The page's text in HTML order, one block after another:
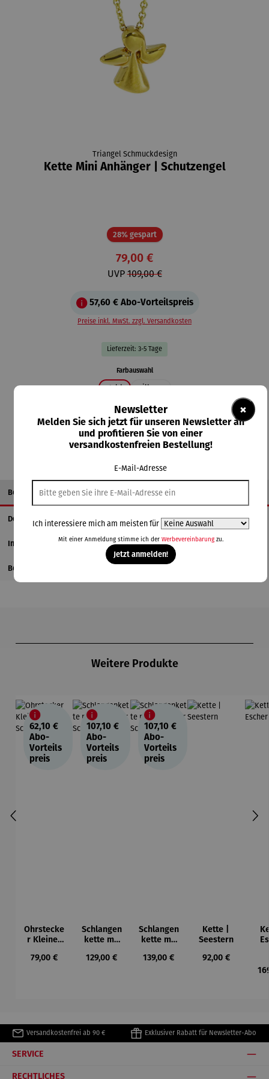
Triangel Schmuckdesign
Kette Mini Anhänger | Schutzengel
28% gespartRabatt
79,00 €
UVP109,00 €
57,60 € Abo-Vorteilspreis
Preise inkl. MwSt. zzgl. Versandkosten
Lieferzeit: 3-5 Tage
Farbauswahlauswählen
gold silbern
In den Warenkorb
Beschreibung
Details
Informationen zum Hersteller
Bewertungen
Weitere Produkte
62,10 €
Abo-
Vorteils
preis
Ohrstecke
r Kleiner
el
Regulärer Preis:
79,00 €
107,10 €
Abo-
Vorteils
preis
Schlangen
kette mit
Schutzeng
Regulärer Preis:
129,00 €
107,10 €
Abo-
Vorteils
preis
Schlangen
kette mit
Schutzeng
Regulärer Preis:
139,00 €
Kette |
Seestern
Regulärer Preis:
92,00 €
Versandkostenfrei ab 90 € Exklusiver Rabatt für Newsletter-Abo
SERVICE
RECHTLICHES
×
Newsletter
Melden Sie sich jetzt für unseren Newsletter an
und profitieren Sie von einer
versandkostenfreien Bestellung!
E-Mail-Adresse
Ich interessiere mich am meisten für
Mit einer Anmeldung stimme ich der Werbevereinbarungzu.
Jetzt anmelden!